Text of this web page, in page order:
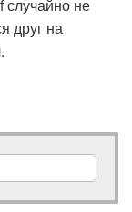
не
друг на